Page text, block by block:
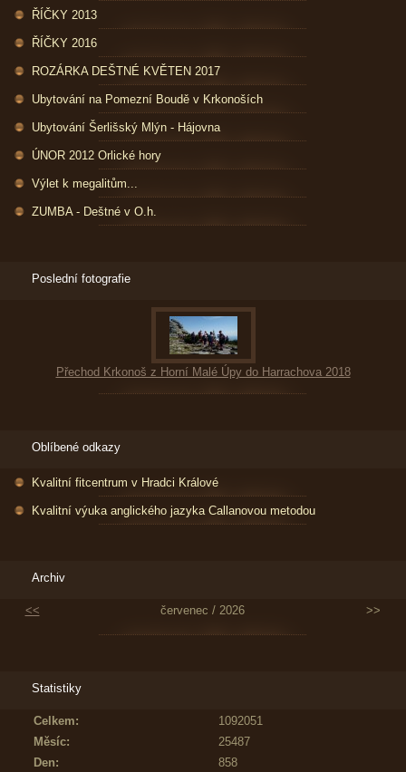
ŘÍČKY 2013
ŘÍČKY 2016
ROZÁRKA DEŠTNÉ KVĚTEN 2017
Ubytování na Pomezní Boudě v Krkonoších
Ubytování Šerlišský Mlýn - Hájovna
ÚNOR 2012 Orlické hory
Výlet k megalitům...
ZUMBA - Deštné v O.h.
Poslední fotografie
Přechod Krkonoš z Horní Malé Úpy do Harrachova 2018
Oblíbené odkazy
Kvalitní fitcentrum v Hradci Králové
Kvalitní výuka anglického jazyka Callanovou metodou
Archiv
<< červenec / 2026 >>
Statistiky
Celkem:
1092051
Měsíc:
25487
Den:
858